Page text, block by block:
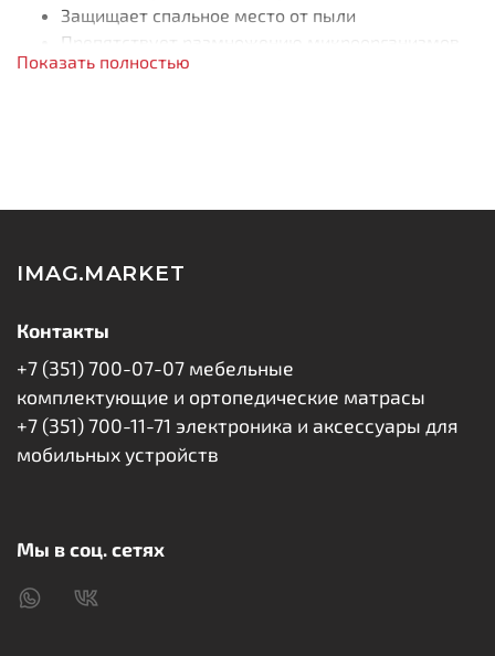
Защищает спальное место от пыли
Препятствует размножению микроорганизмов
Качественные материалы
Показать полностью
IMAG.MARKET
Контакты
+7 (351) 700-07-07 мебельные
комплектующие и ортопедические матрасы
+7 (351) 700-11-71 электроника и аксессуары для
мобильных устройств
Мы в соц. сетях